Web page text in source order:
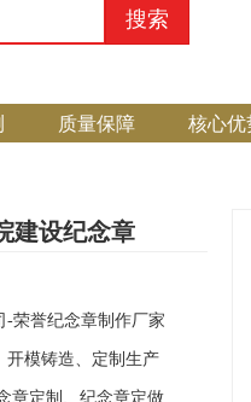
搜索
质量保障 核心优
建设纪念章
-荣誉纪念章制作厂家
开模铸造、定制生产
章定制、纪念章定做